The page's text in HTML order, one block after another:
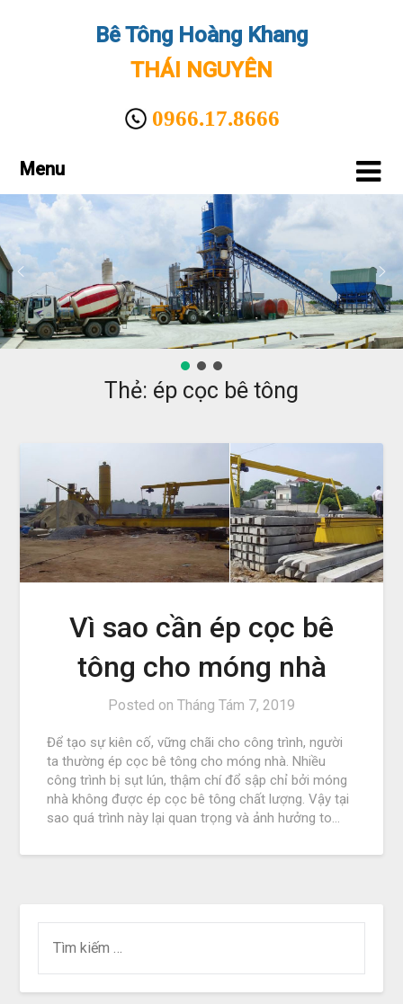
Bê Tông Hoàng Khang
THÁI NGUYÊN
0966.17.8666
Menu
Thẻ: ép cọc bê tông
Vì sao cần ép cọc bê
tông cho móng nhà
Posted on Tháng Tám 7, 2019
Để tạo sự kiên cố, vững chãi cho công trình, người
ta thường ép cọc bê tông cho móng nhà. Nhiều
công trình bị sụt lún, thậm chí đổ sập chỉ bởi móng
nhà không được ép cọc bê tông chất lượng. Vậy tại
sao quá trình này lại quan trọng và ảnh hưởng to…